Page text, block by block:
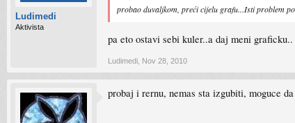
Ludimedi
Aktivista
probao duvaljkom, preći cijelu grafu...Isti problem
pa eto ostavi sebi kuler..a daj meni graficku..
Ludimedi Nov 28, 2010
probaj i rernu, nemas sta izgubiti, moguce